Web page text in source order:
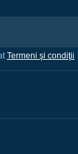
Termeni şi condiţii